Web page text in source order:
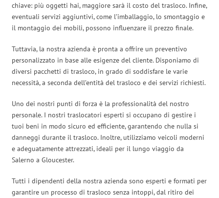
chiave: più oggetti hai, maggiore sarà il costo del trasloco. Infine,
eventuali servizi aggiuntivi, come l’imballaggio, lo smontaggio e
il montaggio dei mobili, possono influenzare il prezzo finale.
Tuttavia, la nostra azienda è pronta a offrire un preventivo
personalizzato in base alle esigenze del cliente. Disponiamo di
diversi pacchetti di trasloco, in grado di soddisfare le varie
necessità, a seconda dell’entità del trasloco e dei servizi richiesti.
Uno dei nostri punti di forza è la professionalità del nostro
personale. I nostri traslocatori esperti si occupano di gestire i
tuoi beni in modo sicuro ed efficiente, garantendo che nulla si
danneggi durante il trasloco. Inoltre, utilizziamo veicoli moderni
e adeguatamente attrezzati, ideali per il lungo viaggio da
Salerno a Gloucester.
Tutti i dipendenti della nostra azienda sono esperti e formati per
garantire un processo di trasloco senza intoppi, dal ritiro dei